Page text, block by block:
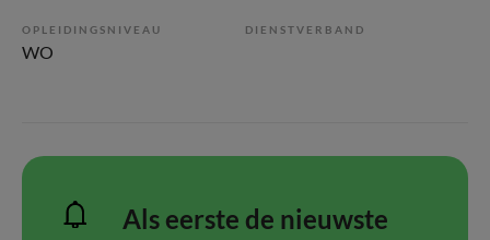
OPLEIDINGSNIVEAU
WO
DIENSTVERBAND
Als eerste de nieuwste